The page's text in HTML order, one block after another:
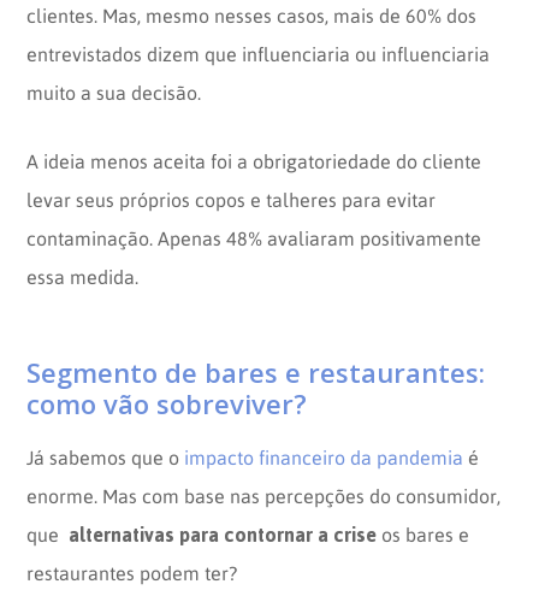
clientes. Mas, mesmo nesses casos, mais de 60% dos
entrevistados dizem que influenciaria ou influenciaria
muito a sua decisão.
A ideia menos aceita foi a obrigatoriedade do cliente
levar seus próprios copos e talheres para evitar
contaminação. Apenas 48% avaliaram positivamente
essa medida.
Segmento de bares e restaurantes:
como vão sobreviver?
Já sabemos que o impacto financeiro da pandemia é
enorme. Mas com base nas percepções do consumidor,
que alternativas para contornar a crise os bares e
restaurantes podem ter?